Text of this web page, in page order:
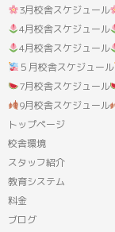
3月校舎スケジュール
4月校舎スケジュール
4月校舎スケジュール
５月校舎スケジュール
7月校舎スケジュール
9月校舎スケジュール
トップページ
校舎環境
スタッフ紹介
教育システム
料金
ブログ